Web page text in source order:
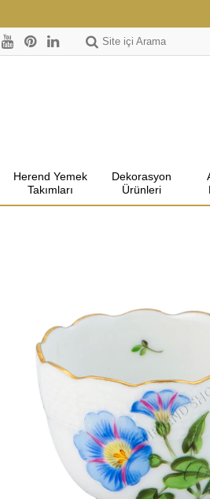
Site içi Arama
Herend Yemek
Takımları
Dekorasyon
Ürünleri